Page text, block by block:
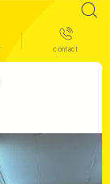
contact